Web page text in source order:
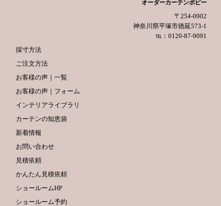
オーダーカーテンポピー
〒254-0902
神奈川県平塚市徳延573-1
℡：0120-87-9091
採寸方法
ご注文方法
お客様の声｜一覧
お客様の声｜フォーム
インテリアライブラリ
カーテンの知恵袋
新着情報
お問い合わせ
見積依頼
かんたん見積依頼
ショールームHP
ショールーム予約